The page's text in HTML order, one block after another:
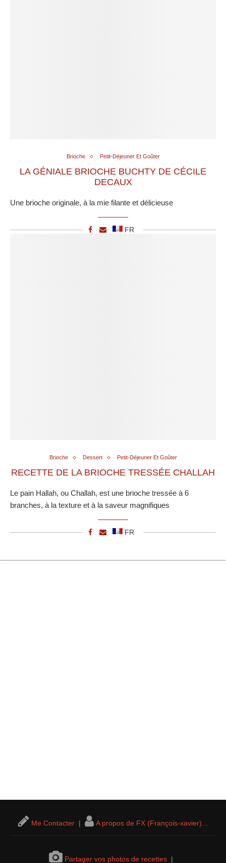
Brioche Petit-Déjeuner Et Goûter
LA GÉNIALE BRIOCHE BUCHTY DE CÉCILE
DECAUX
Une brioche originale, à la mie filante et délicieuse
FR
Brioche Dessert Petit-Déjeuner Et Goûter
RECETTE DE LA BRIOCHE TRESSÉE CHALLAH
Le pain Hallah, ou Challah, est une brioche tressée à 6
branches, à la texture et à la saveur magnifiques
FR
Me Contacter | A propos de FX (François-xavier)...
Partager vos photos de recettes |